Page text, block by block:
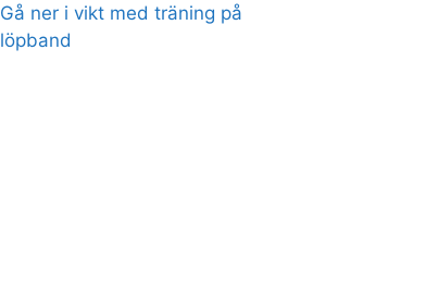
Gå ner i vikt med träning på
löpband